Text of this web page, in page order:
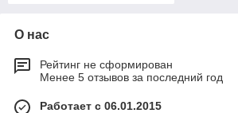
О нас
Рейтинг не сформирован
Менее 5 отзывов за последний год
Работает с 06.01.2015